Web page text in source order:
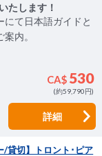
たします！
にて日本語ガイドと
内。
CA$ 530
(約59,790円)
詳細
/貸切】トロント･ピア